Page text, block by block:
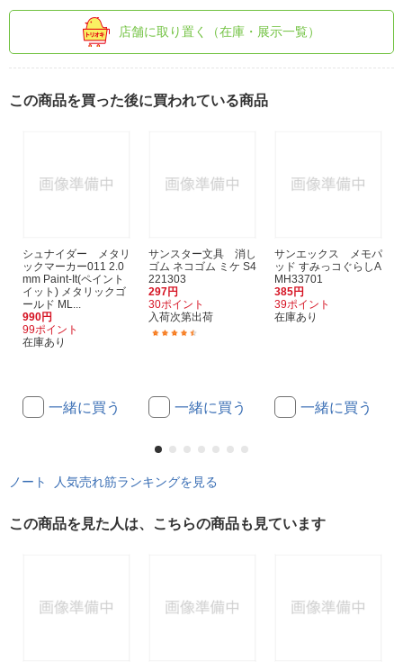
店舗に取り置く（在庫・展示一覧）
この商品を買った後に買われている商品
シュナイダー メタリ
ックマーカー011 2.0
mm Paint-It(ペイント
イット) メタリックゴ
ールド ML...
990円
99ポイント
在庫あり
一緒に買う
サンスター文具 消し
ゴム ネコゴム ミケ S4
221303
297円
30ポイント
入荷次第出荷
一緒に買う
サンエックス メモパ
ッド すみっコぐらしA
MH33701
385円
39ポイント
在庫あり
一緒に買う
ノート 人気売れ筋ランキングを見る
この商品を見た人は、こちらの商品も見ています